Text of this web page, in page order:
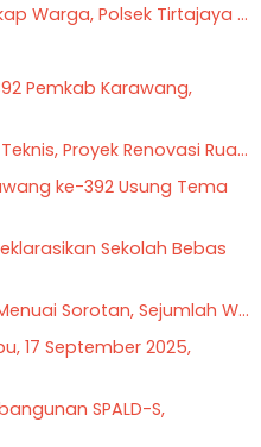
Warga, Polsek Tirtajaya ...
Pemkab Karawang,
Proyek Renovasi Rua...
ke-392 Usung Tema
Sekolah Bebas
Sorotan, Sejumlah W...
17 September 2025,
SPALD-S,